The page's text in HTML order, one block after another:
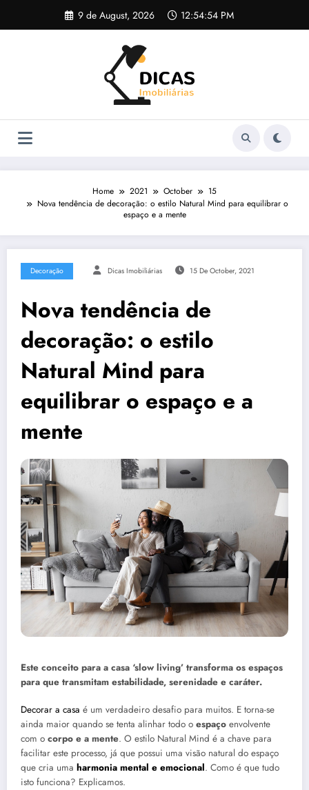
content
9 de August, 2026 12:54:55 PM
Home 2021 October
15
Nova tendência de decoração: o estilo Natural Mind para equilibrar o
espaço e a mente
Decoração Dicas Imobiliárias 15 De October, 2021
Nova tendência de
decoração: o estilo
Natural Mind para
equilibrar o espaço e a
mente
Este conceito para a casa ‘slow living’ transforma os espaços
para que transmitam estabilidade, serenidade e caráter.
Decorar a casa é um verdadeiro desafio para muitos. E torna-se
ainda maior quando se tenta alinhar todo o espaço envolvente
com o corpo e a mente. O estilo Natural Mind é a chave para
facilitar este processo, já que possui uma visão natural do espaço
que cria uma harmonia mental e emocional. Como é que tudo
isto funciona? Explicamos.